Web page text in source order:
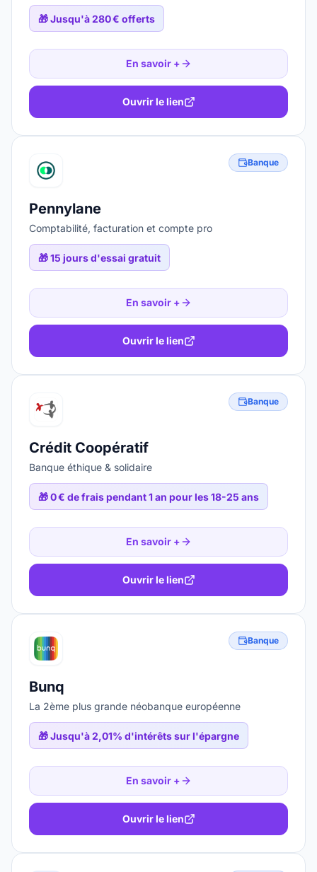
🎁Jusqu'à 280 € offerts
En savoir +
Ouvrir le lien
Banque
Pennylane
Comptabilité, facturation et compte pro
🎁15 jours d'essai gratuit
En savoir +
Ouvrir le lien
Banque
Crédit Coopératif
Banque éthique & solidaire
🎁0 € de frais pendant 1 an pour les 18-25 ans
En savoir +
Ouvrir le lien
Banque
Bunq
La 2ème plus grande néobanque européenne
🎁Jusqu'à 2,01% d'intérêts sur l'épargne
En savoir +
Ouvrir le lien